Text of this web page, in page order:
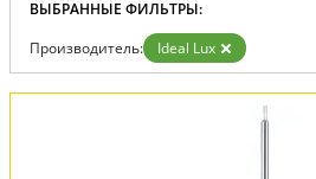
ВЫБРАННЫЕ ФИЛЬТРЫ:
Производитель: Ideal Lux